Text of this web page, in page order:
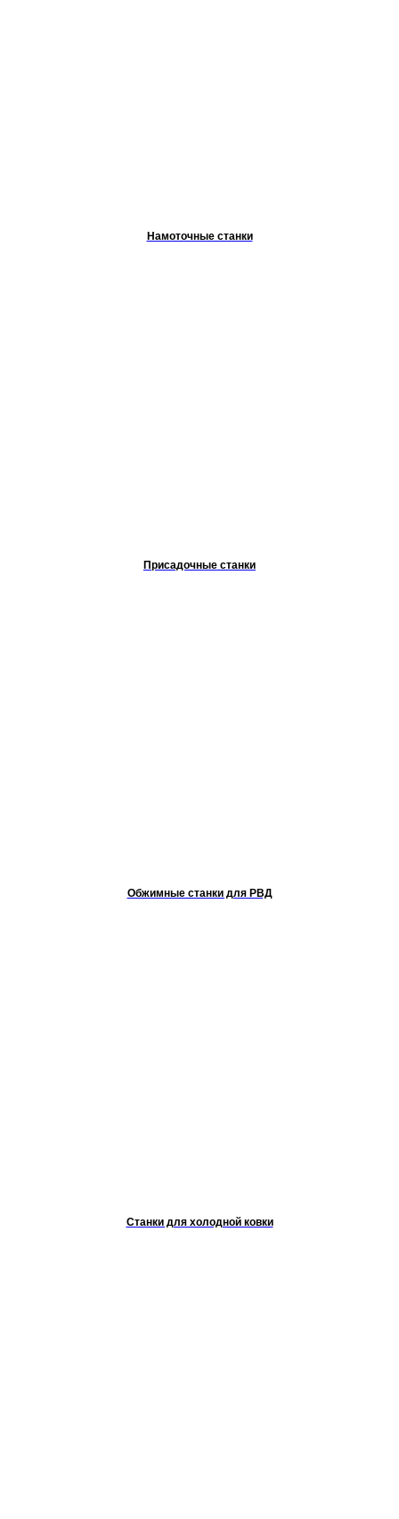
Намоточные станки
Присадочные станки
Обжимные станки для РВД
Станки для холодной ковки